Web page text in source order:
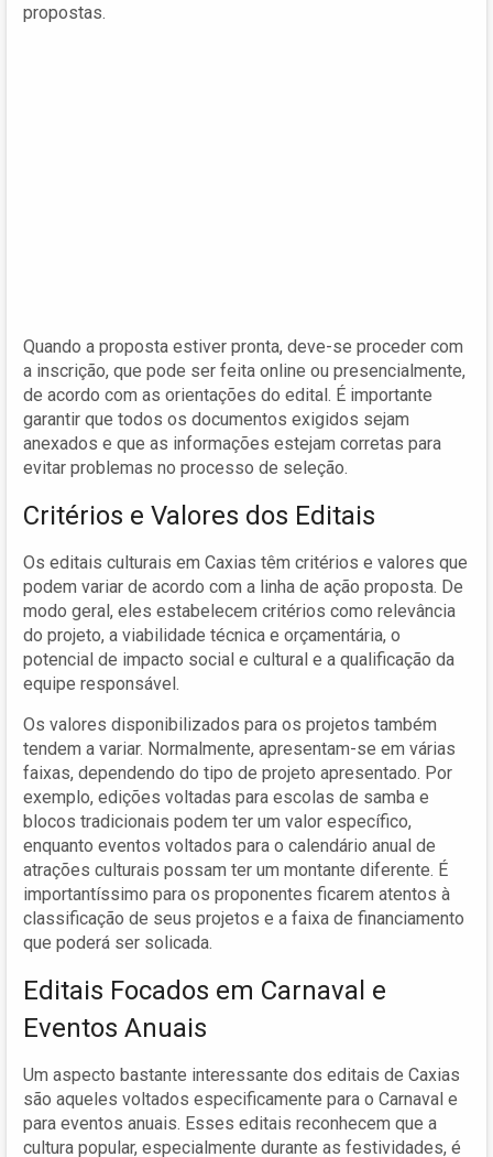
propostas.
Quando a proposta estiver pronta, deve-se proceder com
a inscrição, que pode ser feita online ou presencialmente,
de acordo com as orientações do edital. É importante
garantir que todos os documentos exigidos sejam
anexados e que as informações estejam corretas para
evitar problemas no processo de seleção.
Critérios e Valores dos Editais
Os editais culturais em Caxias têm critérios e valores que
podem variar de acordo com a linha de ação proposta. De
modo geral, eles estabelecem critérios como relevância
do projeto, a viabilidade técnica e orçamentária, o
potencial de impacto social e cultural e a qualificação da
equipe responsável.
Os valores disponibilizados para os projetos também
tendem a variar. Normalmente, apresentam-se em várias
faixas, dependendo do tipo de projeto apresentado. Por
exemplo, edições voltadas para escolas de samba e
blocos tradicionais podem ter um valor específico,
enquanto eventos voltados para o calendário anual de
atrações culturais possam ter um montante diferente. É
importantíssimo para os proponentes ficarem atentos à
classificação de seus projetos e a faixa de financiamento
que poderá ser solicada.
Editais Focados em Carnaval e
Eventos Anuais
Um aspecto bastante interessante dos editais de Caxias
são aqueles voltados especificamente para o Carnaval e
para eventos anuais. Esses editais reconhecem que a
cultura popular, especialmente durante as festividades, é